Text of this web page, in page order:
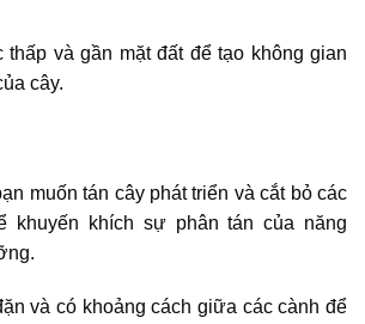
thấp và gần mặt đất để tạo không gian
cây.
muốn tán cây phát triển và cắt bỏ các
khuyến khích sự phân tán của năng
và có khoảng cách giữa các cành để